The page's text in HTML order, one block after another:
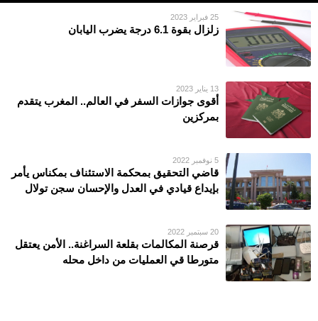
25 فبراير 2023
زلزال بقوة 6.1 درجة يضرب اليابان
13 يناير 2023
أقوى جوازات السفر في العالم.. المغرب يتقدم
بمركزين
5 نوفمبر 2022
قاضي التحقيق بمحكمة الاستئناف بمكناس يأمر
بإيداع قيادي في العدل والإحسان سجن تولال
20 سبتمبر 2022
قرصنة المكالمات بقلعة السراغنة.. الأمن يعتقل
متورطا قي العمليات من داخل محله